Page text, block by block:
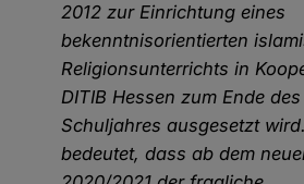
2012 zur Einrichtung eines
bekenntnisorientierten
Religionsunterrichts in
DITIB Hessen zum Ende
Schuljahres ausgesetzt
bedeutet, dass ab dem